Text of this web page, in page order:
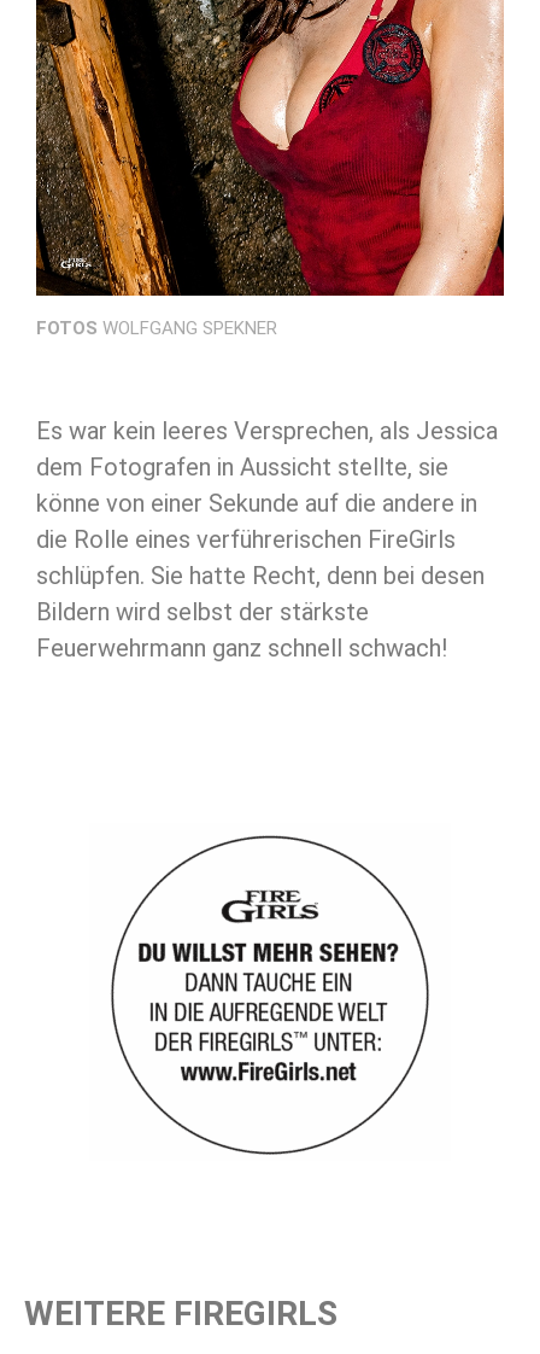
FOTOS WOLFGANG SPEKNER
Es war kein leeres Versprechen, als Jessica
dem Fotografen in Aussicht stellte, sie
könne von einer Sekunde auf die andere in
die Rolle eines verführerischen FireGirls
schlüpfen. Sie hatte Recht, denn bei desen
Bildern wird selbst der stärkste
Feuerwehrmann ganz schnell schwach!
WEITERE FIREGIRLS